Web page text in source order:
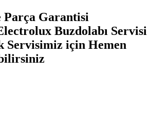
Parça Garantisi
Buzdolabı Servisi
Servisimiz için Hemen